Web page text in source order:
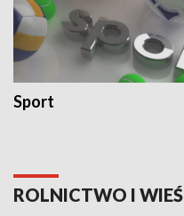
Sport
ROLNICTWO I WIEŚ